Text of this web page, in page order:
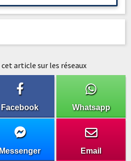
cet article sur les réseaux
Facebook Whatsapp
Messenger Email